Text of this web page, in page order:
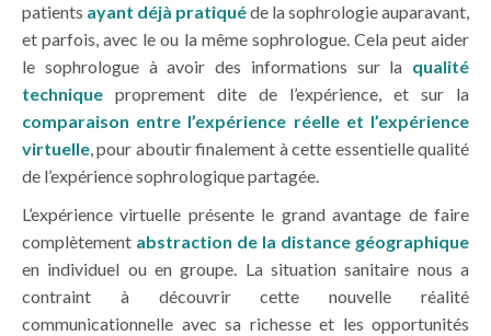
patients ayant déjà pratiquéde la sophrologie auparavant,
et parfois, avec le ou la même sophrologue. Cela peut aider
le sophrologue à avoir des informations sur la qualité
technique proprement dite de l’expérience, et sur la
comparaison entre l’expérience réelle et l’expérience
virtuelle, pour aboutir finalement à cette essentielle qualité
de l’expérience sophrologique partagée.
L’expérience virtuelle présente le grand avantage de faire
complètement abstraction de la distance géographique
en individuel ou en groupe. La situation sanitaire nous a
contraint à découvrir cette nouvelle réalité
communicationnelle avec sa richesse et les opportunités